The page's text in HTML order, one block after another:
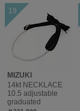
MIZUKI
14kt NECKLACE
10.5 adjustable
graduated